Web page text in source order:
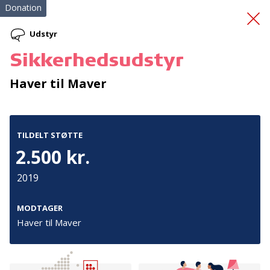
Fremtidens krisecenter
Donation
Udstyr
Sikkerhedsudstyr
Haver til Maver
TILDELT STØTTE
2.500 kr.
2019
MODTAGER
Haver til Maver
Tilmeld nyhedsbrev
De seneste nyheder om TrygFondens og TryghedsGruppens
aktiviteter direkte i din indbakke.
Tilmeld